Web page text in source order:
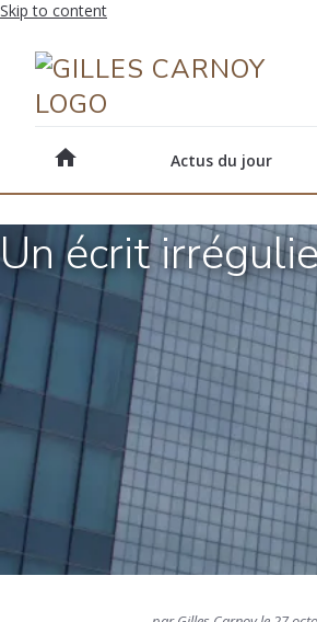
Skip to content
home Actus du jour
Un écrit